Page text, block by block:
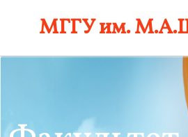
МГГУ им.